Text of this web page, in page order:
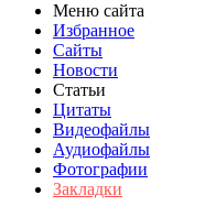
Меню сайта
Избранное
Сайты
Новости
Статьи
Цитаты
Видеофайлы
Аудиофайлы
Фотографии
Закладки